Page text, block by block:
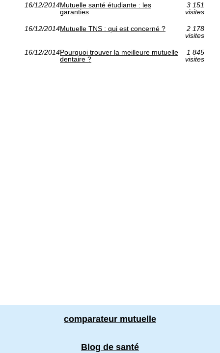
16/12/2014Mutuelle santé étudiante : les
garanties
3 151
visites
16/12/2014Mutuelle TNS : qui est concerné ?
2 178
visites
16/12/2014Pourquoi trouver la meilleure mutuelle
dentaire ?
1 845
visites
comparateur mutuelle
Blog de santé